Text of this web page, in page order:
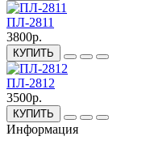
ПЛ-2811
3800р.
КУПИТЬ
ПЛ-2812
3500р.
КУПИТЬ
Информация